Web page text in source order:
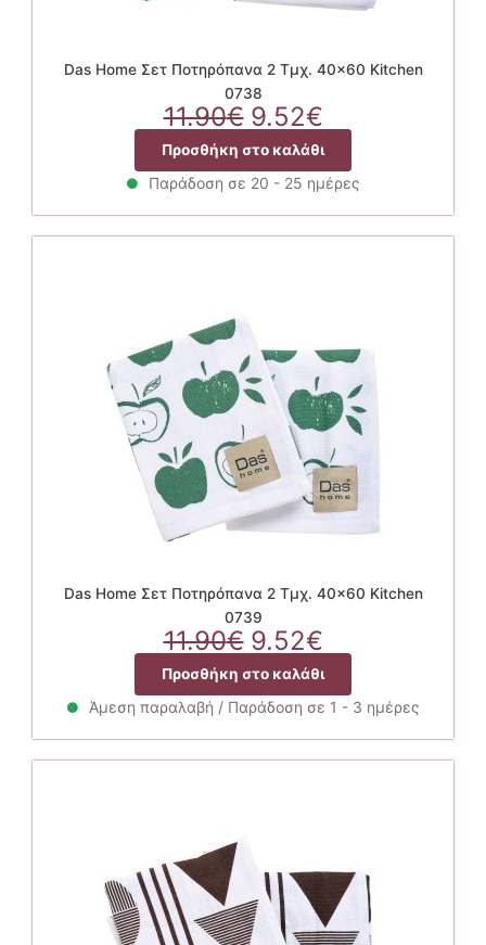
Das Home Σετ Ποτηρόπανα 2 Τμχ. 40×60 Kitchen
0738
11.90€ Original
price
was:
11.90€.
9.52€Η
τρέχουσα
τιμή
είναι:
9.52€.
Προσθήκη στο καλάθι
Παράδοση σε 20 - 25 ημέρες
Das Home Σετ Ποτηρόπανα 2 Τμχ. 40×60 Kitchen
0739
11.90€ Original
price
was:
11.90€.
9.52€Η
τρέχουσα
τιμή
είναι:
9.52€.
Προσθήκη στο καλάθι
Άμεση παραλαβή / Παράδοση σε 1 - 3 ημέρες